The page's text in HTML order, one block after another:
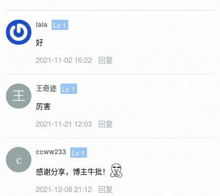
lala
Lv 1
好
2021-11-02 16:22
回复
王奇迹
Lv 1
厉害
2021-11-21 12:03
回复
ccww233
Lv 1
感谢分享，博主牛批！
2021-12-08 21:12
回复